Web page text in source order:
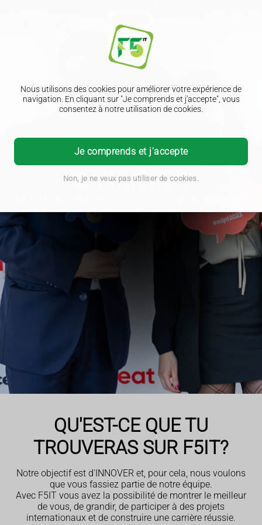
Nous utilisons des cookies pour améliorer votre expérience de
navigation. En cliquant sur "Je comprends et j'accepte", vous
consentez à notre utilisation de cookies.
Je comprends et j'accepte
Non, je ne veux pas utiliser de cookies.
CARRIÈRES
QU'EST-CE QUE TU
TROUVERAS SUR F5IT?
Notre objectif est d'INNOVER et, pour cela, nous voulons
que vous fassiez partie de notre équipe.
Avec F5IT vous avez la possibilité de montrer le meilleur
de vous, de grandir, de participer à des projets
internationaux et de construire une carrière réussie.